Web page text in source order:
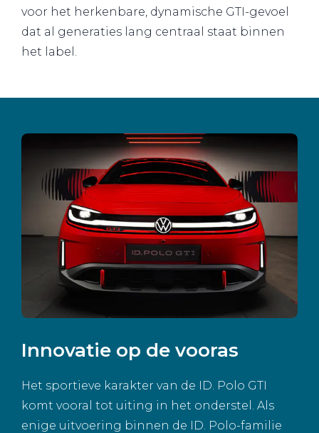
voor het herkenbare, dynamische GTI-gevoel
dat al generaties lang centraal staat binnen
het label.
Innovatie op de vooras
Het sportieve karakter van de ID. Polo GTI
komt vooral tot uiting in het onderstel. Als
enige uitvoering binnen de ID. Polo-familie